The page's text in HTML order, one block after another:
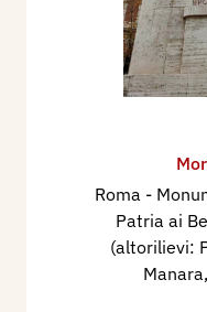
Roma -
Patria ai
(altorilievi: